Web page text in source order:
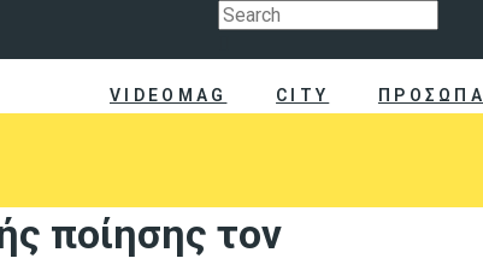
VIDEOMAG CITY ΠΡΟΣΩΠΑ
ποίησης τον